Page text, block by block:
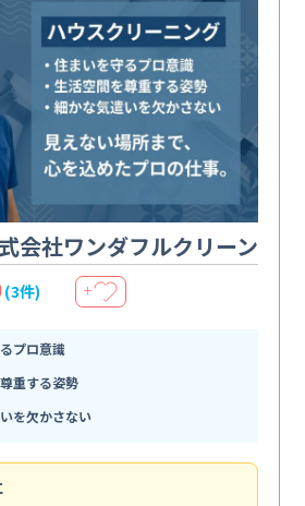
会社ワンダフルクリーン
(3件) ＋
プロ意識
重する姿勢
を欠かさない